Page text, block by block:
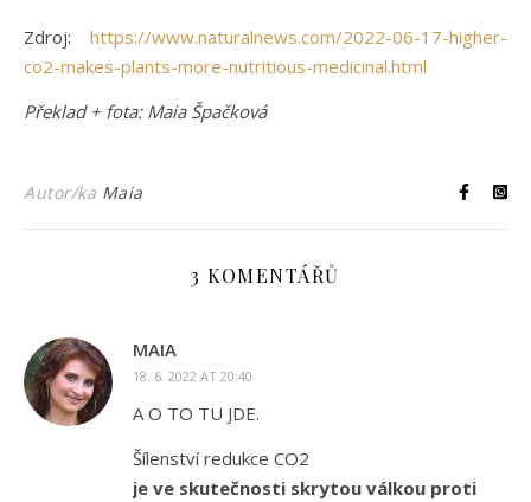
Zdroj: https://www.naturalnews.com/2022-06-17-higher-
co2-makes-plants-more-nutritious-medicinal.html
Překlad + fota: Maia Špačková
Autor/ka Maia
3 KOMENTÁŘŮ
MAIA
18. 6. 2022 AT 20:40
A O TO TU JDE.
Šílenství redukce CO2
je ve skutečnosti skrytou válkou proti